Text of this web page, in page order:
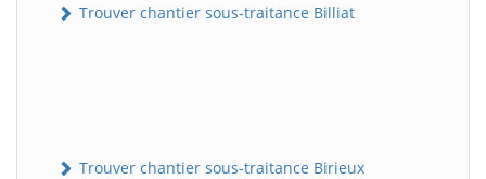
Trouver chantier sous-traitance Billiat
Trouver chantier sous-traitance Birieux